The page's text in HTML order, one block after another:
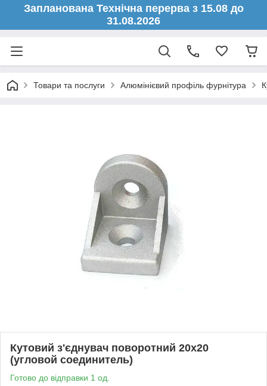
Запланована Технічна перерва з 15.08 до
31.08.2026
Товари та послуги Алюмінієвий профіль фурнітура
Кутовий з'єднувач поворотний 20х20
(угловой соединитель)
Готово до відправки 1 од.